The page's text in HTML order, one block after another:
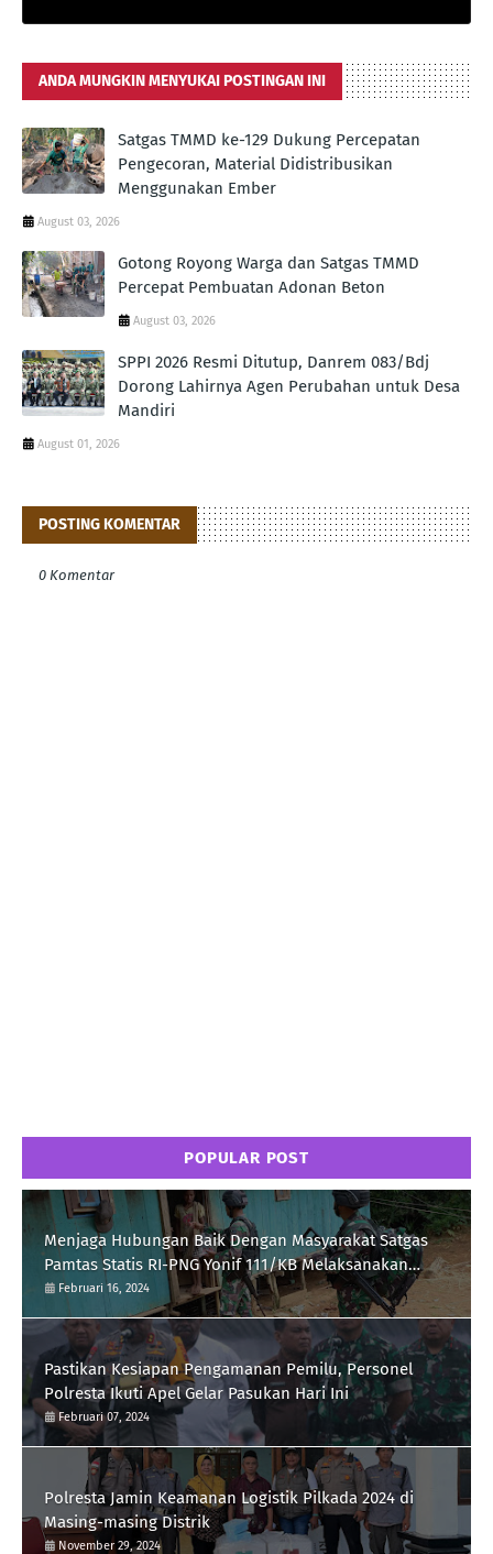
ANDA MUNGKIN MENYUKAI POSTINGAN INI
Satgas TMMD ke-129 Dukung Percepatan
Pengecoran, Material Didistribusikan
Menggunakan Ember
August 03, 2026
Gotong Royong Warga dan Satgas TMMD
Percepat Pembuatan Adonan Beton
August 03, 2026
SPPI 2026 Resmi Ditutup, Danrem 083/Bdj
Dorong Lahirnya Agen Perubahan untuk Desa
Mandiri
August 01, 2026
POSTING KOMENTAR
0 Komentar
POPULAR POST
Menjaga Hubungan Baik Dengan Masyarakat Satgas
Pamtas Statis RI-PNG Yonif 111/KB Melaksanakan
Silaturrahmi
Februari 16, 2024
Pastikan Kesiapan Pengamanan Pemilu, Personel
Polresta Ikuti Apel Gelar Pasukan Hari Ini
Februari 07, 2024
Polresta Jamin Keamanan Logistik Pilkada 2024 di
Masing-masing Distrik
November 29, 2024